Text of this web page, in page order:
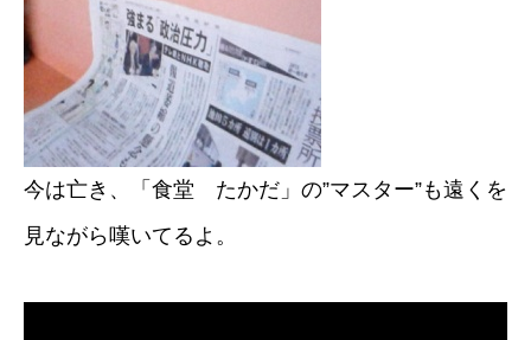
今は亡き、「食堂 たかだ」の”マスター”も遠くを
見ながら嘆いてるよ。